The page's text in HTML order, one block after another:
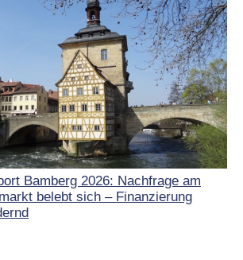
Bamberg 2026: Nachfrage am
belebt sich – Finanzierung